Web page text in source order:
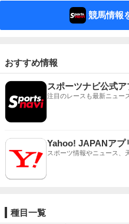
競馬情報
おすすめ情報
スポーツナビ公式ア
注目のレースも最新ニュー
Yahoo! JAPANアプ
スポーツ情報やニュース、
種目一覧